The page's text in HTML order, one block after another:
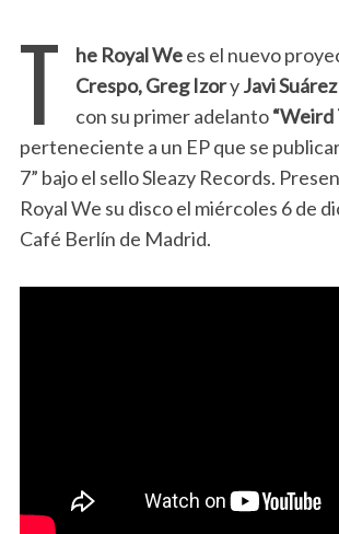
T he Royal Wees el nuevo
Crespo, Greg IzoryJavi Suárez
con su primer adelanto“Weird
perteneciente a un EP que se
7” bajo el sello Sleazy Records.
Royal We su disco el miércoles 6 de
Café Berlín de Madrid.